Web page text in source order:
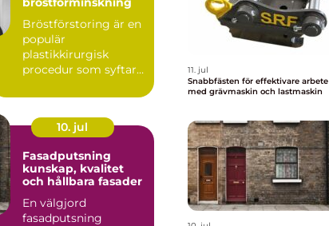
Bröstförstoring är en
populär
plastikkirurgisk
procedur som syftar
10. jul
Fasadputsning
kunskap, kvalitet
och hållbara fasader
En välgjord
fasadputsning
11. jul
Snabbfästen för effektivare arbete
med grävmaskin och lastmaskin